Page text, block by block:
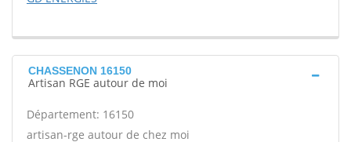
CHASSENON 16150
Artisan RGE autour de moi
Département: 16150
artisan-rge autour de chez moi